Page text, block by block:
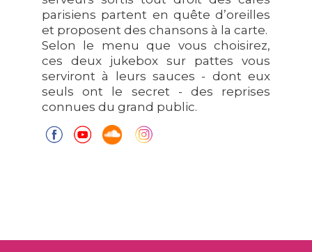
parisiens partent en quête d’oreilles
et proposent des chansons à la carte.
Selon le menu que vous choisirez,
ces deux jukebox sur pattes vous
serviront à leurs sauces - dont eux
seuls ont le secret - des reprises
connues du grand public.